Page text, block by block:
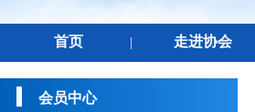
首页 走进协会
会员中心